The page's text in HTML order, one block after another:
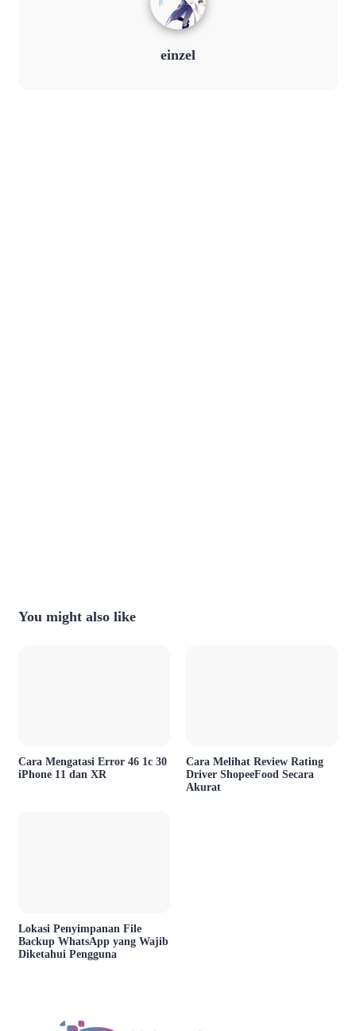
einzel
You might also like
Cara Mengatasi Error 46 1c 30
iPhone 11 dan XR
Cara Melihat Review Rating
Driver ShopeeFood Secara
Akurat
Lokasi Penyimpanan File
Backup WhatsApp yang Wajib
Diketahui Pengguna